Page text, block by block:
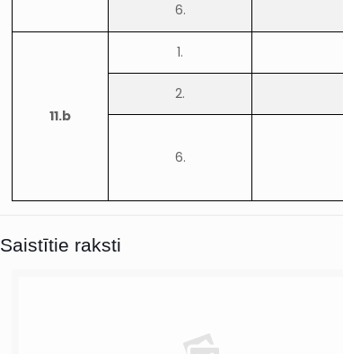
6.
11.b
1.
2.
6.
Saistītie raksti